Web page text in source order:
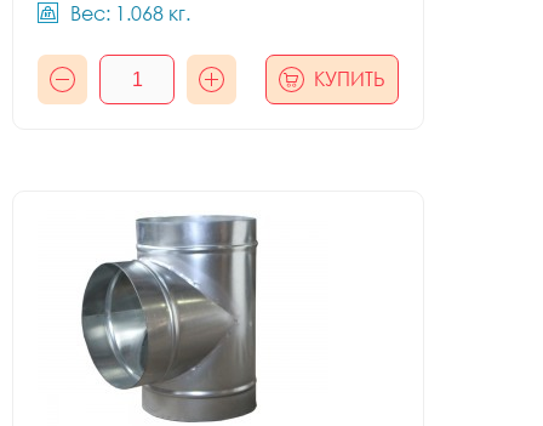
Вес: 1.068 кг.
КУПИТЬ